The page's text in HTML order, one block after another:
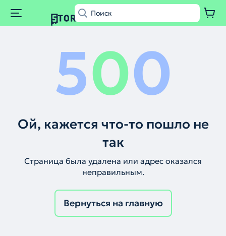
500
Ой, кажется что-то пошло не
так
Страница была удалена или адрес оказался
неправильным.
Вернуться на главную